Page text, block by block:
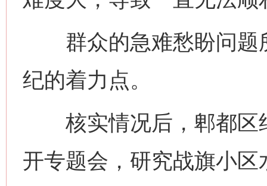
群众的急难愁盼问题
纪的着力点。
核实情况后，郫都区
开专题会，研究战旗小